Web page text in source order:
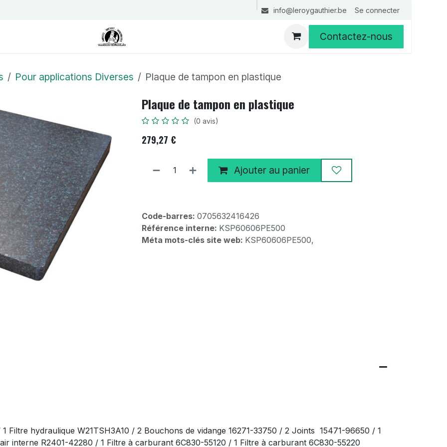
info@leroygauthier.be Se connecter
Contactez-nous
Pour applications Diverses Plaque de tampon en plastique
Plaque de tampon en plastique
(0 avis)
279,27 €
Ajouter au panier
Code-barres: 0705632416426
Référence interne: KSP60606PE500
Méta mots-clés site web: KSP60606PE500,
1 Filtre hydraulique W21TSH3A10 / 2 Bouchons de vidange 16271-33750 / 2 Joints 15471-96650 / 1
interne R2401-42280 / 1 Filtre à carburant 6C830-55120 / 1 Filtre à carburant 6C830-55220